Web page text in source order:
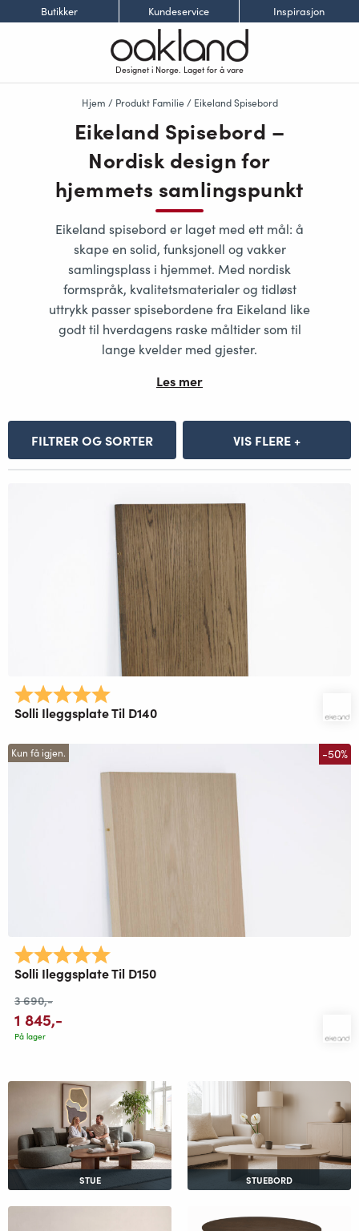
Butikker Kundeservice Inspirasjon
Designet i Norge. Laget for å vare
Hjem / Produkt Familie / Eikeland Spisebord
Eikeland Spisebord –
Nordisk design for
hjemmets samlingspunkt
Eikeland spisebord er laget med ett mål: å
skape en solid, funksjonell og vakker
samlingsplass i hjemmet. Med nordisk
formspråk, kvalitetsmaterialer og tidløst
uttrykk passer spisebordene fra Eikeland like
godt til hverdagens raske måltider som til
lange kvelder med gjester.
Les mer
FILTRER OG SORTER VIS FLERE +
Karakter:
Solli Ileggsplate Til D140
Kun få igjen. -50%
Karakter:
Solli Ileggsplate Til D150
3 690,-
1 845,-
På lager
STUE STUEBORD